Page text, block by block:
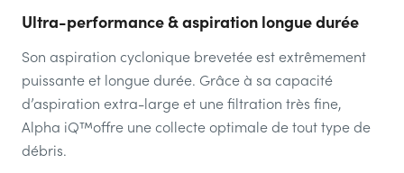
Ultra-performance & aspiration longue durée
Son aspiration cyclonique brevetée est extrêmement
puissante et longue durée. Grâce à sa capacité
d’aspiration extra-large et une filtration très fine,
Alpha iQ™offre une collecte optimale de tout type de
débris.